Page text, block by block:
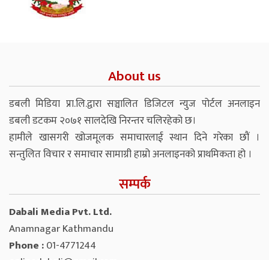
About us
डबली मिडिया प्रा.लि.द्वारा सञ्चालित डिजिटल न्युज पोर्टल अनलाइन
डबली डटकम २०७१ सालदेखि निरन्तर चलिरहेको छ।
हामीले खासगरी खोजमूलक समाचारलाई स्थान दिने गरेका छौं ।
सन्तुलित विचार र समाचार सामाग्री हाम्रो अनलाइनको प्राथमिकता हो ।
सम्पर्क
Dabali Media Pvt. Ltd.
Anamnagar Kathmandu
Phone :01-4771244